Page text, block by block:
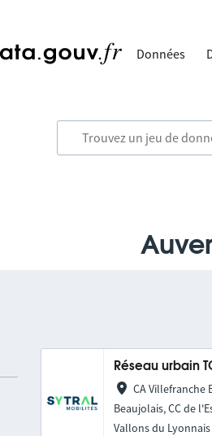
Données
Réseau urbain
CA Villefranche
Beaujolais, CC de
Vallons du Lyonnais